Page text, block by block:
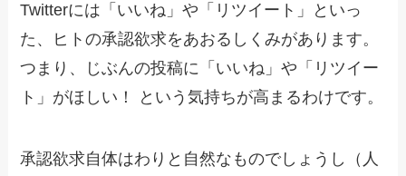
Twitterには「いいね」や「リツイート」といっ
た、ヒトの承認欲求をあおるしくみがあります。
つまり、じぶんの投稿に「いいね」や「リツイー
ト」がほしい！ という気持ちが高まるわけです。
承認欲求自体はわりと自然なものでしょうし（人